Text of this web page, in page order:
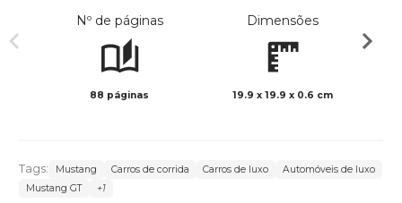
Nº de páginas
88 páginas
Dimensões
19.9 x 19.9 x 0.6 cm
Tags: Mustang Carros de corrida Carros de luxo
Automóveis de luxo
Mustang GT
+1